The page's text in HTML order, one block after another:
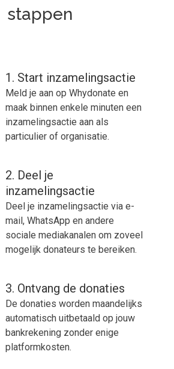
stappen
1. Start inzamelingsactie
Meld je aan op Whydonate en
maak binnen enkele minuten een
inzamelingsactie aan als
particulier of organisatie.
2. Deel je
inzamelingsactie
Deel je inzamelingsactie via e-
mail, WhatsApp en andere
sociale mediakanalen om zoveel
mogelijk donateurs te bereiken.
3. Ontvang de donaties
De donaties worden maandelijks
automatisch uitbetaald op jouw
bankrekening zonder enige
platformkosten.